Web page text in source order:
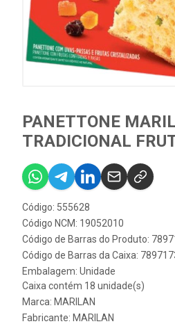
PANETTONE
TRADICIONAL
Código: 555628
Código NCM: 19052010
Código de Barras do Produto:
Código de Barras da Caixa:
Embalagem: Unidade
Caixa contém 18 unidade(s)
Marca: MARILAN
Fabricante: MARILAN